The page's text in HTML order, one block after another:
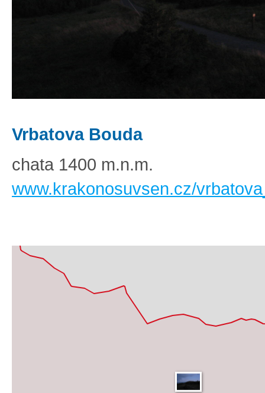
Vrbatova Bouda
chata 1400 m.n.m.
www.krakonosuvsen.cz/